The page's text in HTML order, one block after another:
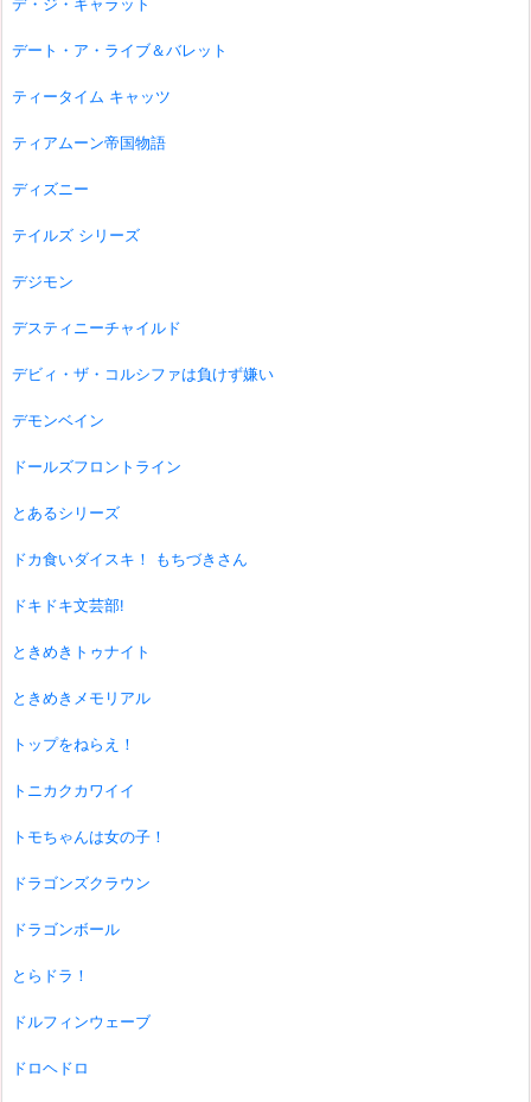
デ・ジ・キャラット
デート・ア・ライブ＆バレット
ティータイム キャッツ
ティアムーン帝国物語
ディズニー
テイルズ シリーズ
デジモン
デスティニーチャイルド
デビィ・ザ・コルシファは負けず嫌い
デモンベイン
ドールズフロントライン
とあるシリーズ
ドカ食いダイスキ！ もちづきさん
ドキドキ文芸部!
ときめきトゥナイト
ときめきメモリアル
トップをねらえ！
トニカクカワイイ
トモちゃんは女の子！
ドラゴンズクラウン
ドラゴンボール
とらドラ！
ドルフィンウェーブ
ドロヘドロ